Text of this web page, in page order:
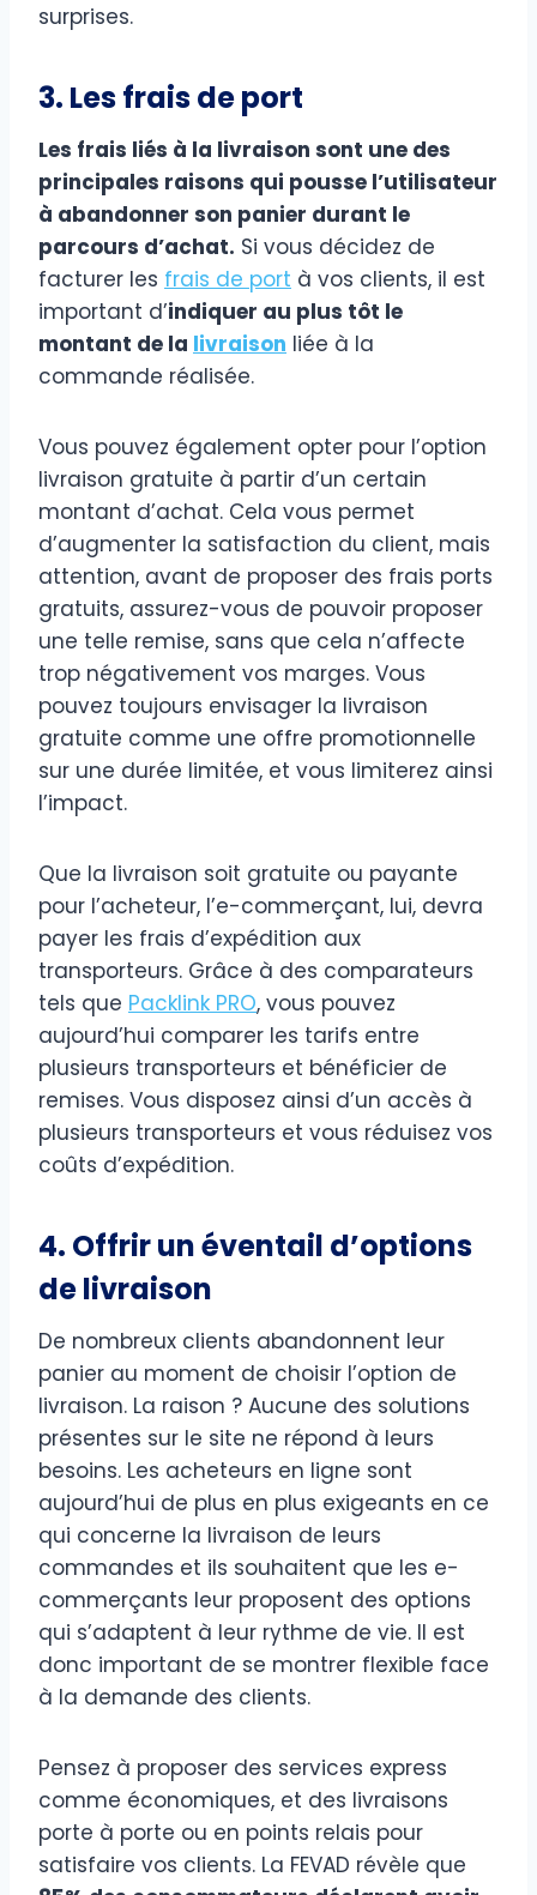
surprises.
3. Les frais de port
Les frais liés à la livraison sont une des
principales raisons qui pousse l’utilisateur
à abandonner son panier durant le
parcours d’achat. Si vous décidez de
facturer les frais de port à vos clients, il est
important d’indiquer au plus tôt le
montant de la livraison liée à la
commande réalisée.
Vous pouvez également opter pour l’option
livraison gratuite à partir d’un certain
montant d’achat. Cela vous permet
d’augmenter la satisfaction du client, mais
attention, avant de proposer des frais ports
gratuits, assurez-vous de pouvoir proposer
une telle remise, sans que cela n’affecte
trop négativement vos marges. Vous
pouvez toujours envisager la livraison
gratuite comme une offre promotionnelle
sur une durée limitée, et vous limiterez ainsi
l’impact.
Que la livraison soit gratuite ou payante
pour l’acheteur, l’e-commerçant, lui, devra
payer les frais d’expédition aux
transporteurs. Grâce à des comparateurs
tels que Packlink PRO, vous pouvez
aujourd’hui comparer les tarifs entre
plusieurs transporteurs et bénéficier de
remises. Vous disposez ainsi d’un accès à
plusieurs transporteurs et vous réduisez vos
coûts d’expédition.
4. Offrir un éventail d’options
de livraison
De nombreux clients abandonnent leur
panier au moment de choisir l’option de
livraison. La raison ? Aucune des solutions
présentes sur le site ne répond à leurs
besoins. Les acheteurs en ligne sont
aujourd’hui de plus en plus exigeants en ce
qui concerne la livraison de leurs
commandes et ils souhaitent que les e-
commerçants leur proposent des options
qui s’adaptent à leur rythme de vie. Il est
donc important de se montrer flexible face
à la demande des clients.
Pensez à proposer des services express
comme économiques, et des livraisons
porte à porte ou en points relais pour
satisfaire vos clients. La FEVAD révèle que